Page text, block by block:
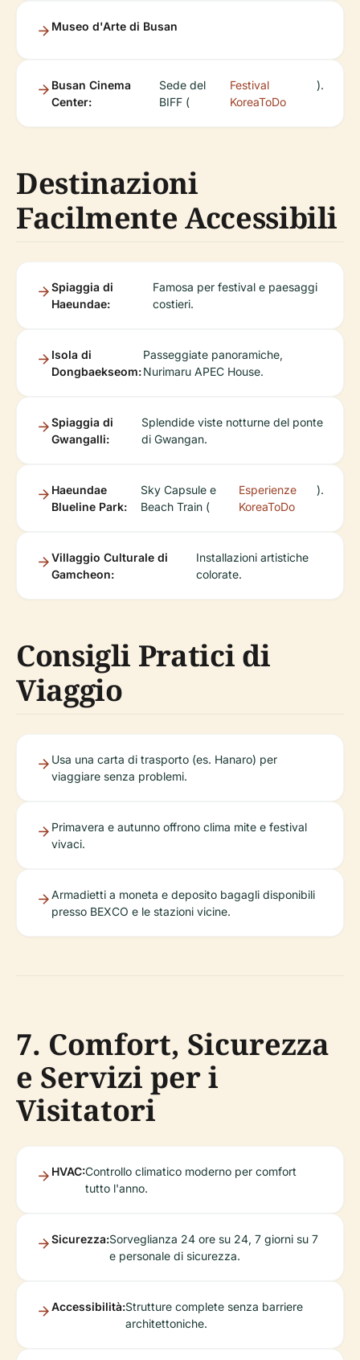
Museo d'Arte di Busan
Busan Cinema
Center:
Sede del
BIFF (
Festival
KoreaToDo
).
Destinazioni
Facilmente Accessibili
Spiaggia di
Haeundae:
Famosa per festival e paesaggi
costieri.
Isola di
Dongbaekseom:
Passeggiate panoramiche,
Nurimaru APEC House.
Spiaggia di
Gwangalli:
Splendide viste notturne del ponte
di Gwangan.
Haeundae
Blueline Park:
Sky Capsule e
Beach Train (
Esperienze
KoreaToDo
).
Villaggio Culturale di
Gamcheon:
Installazioni artistiche
colorate.
Consigli Pratici di
Viaggio
Usa una carta di trasporto (es. Hanaro) per
viaggiare senza problemi.
Primavera e autunno offrono clima mite e festival
vivaci.
Armadietti a moneta e deposito bagagli disponibili
presso BEXCO e le stazioni vicine.
7. Comfort, Sicurezza
e Servizi per i
Visitatori
HVAC:Controllo climatico moderno per comfort
tutto l'anno.
Sicurezza:Sorveglianza 24 ore su 24, 7 giorni su 7
e personale di sicurezza.
Accessibilità:Strutture complete senza barriere
architettoniche.